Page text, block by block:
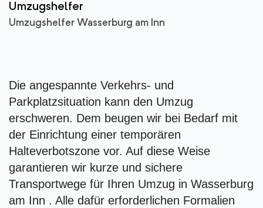
Umzugshelfer
Umzugshelfer Wasserburg am Inn
Die angespannte Verkehrs- und
Parkplatzsituation kann den Umzug
erschweren. Dem beugen wir bei Bedarf mit
der Einrichtung einer temporären
Halteverbotszone vor. Auf diese Weise
garantieren wir kurze und sichere
Transportwege für Ihren Umzug in Wasserburg
am Inn . Alle dafür erforderlichen Formalien